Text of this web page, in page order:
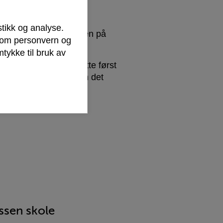
og skoler i kommunen på
vi at foresatte først
til å vurdere om det
skole
og analyse.
personvern og
til bruk av